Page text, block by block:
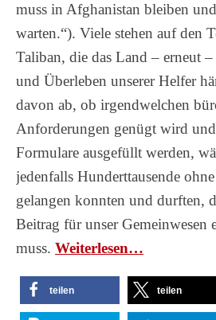
muss in Afghanistan bleiben
warten.“). Viele stehen auf den
Taliban, die das Land – erneut
und Überleben unserer Helfer
davon ab, ob irgendwelchen
Anforderungen genügt wird
Formulare ausgefüllt werden,
jedenfalls Hunderttausende
gelangen konnten und durften,
Beitrag für unser Gemeinwesen
muss. Wei­ter­le­sen…
teilen teilen